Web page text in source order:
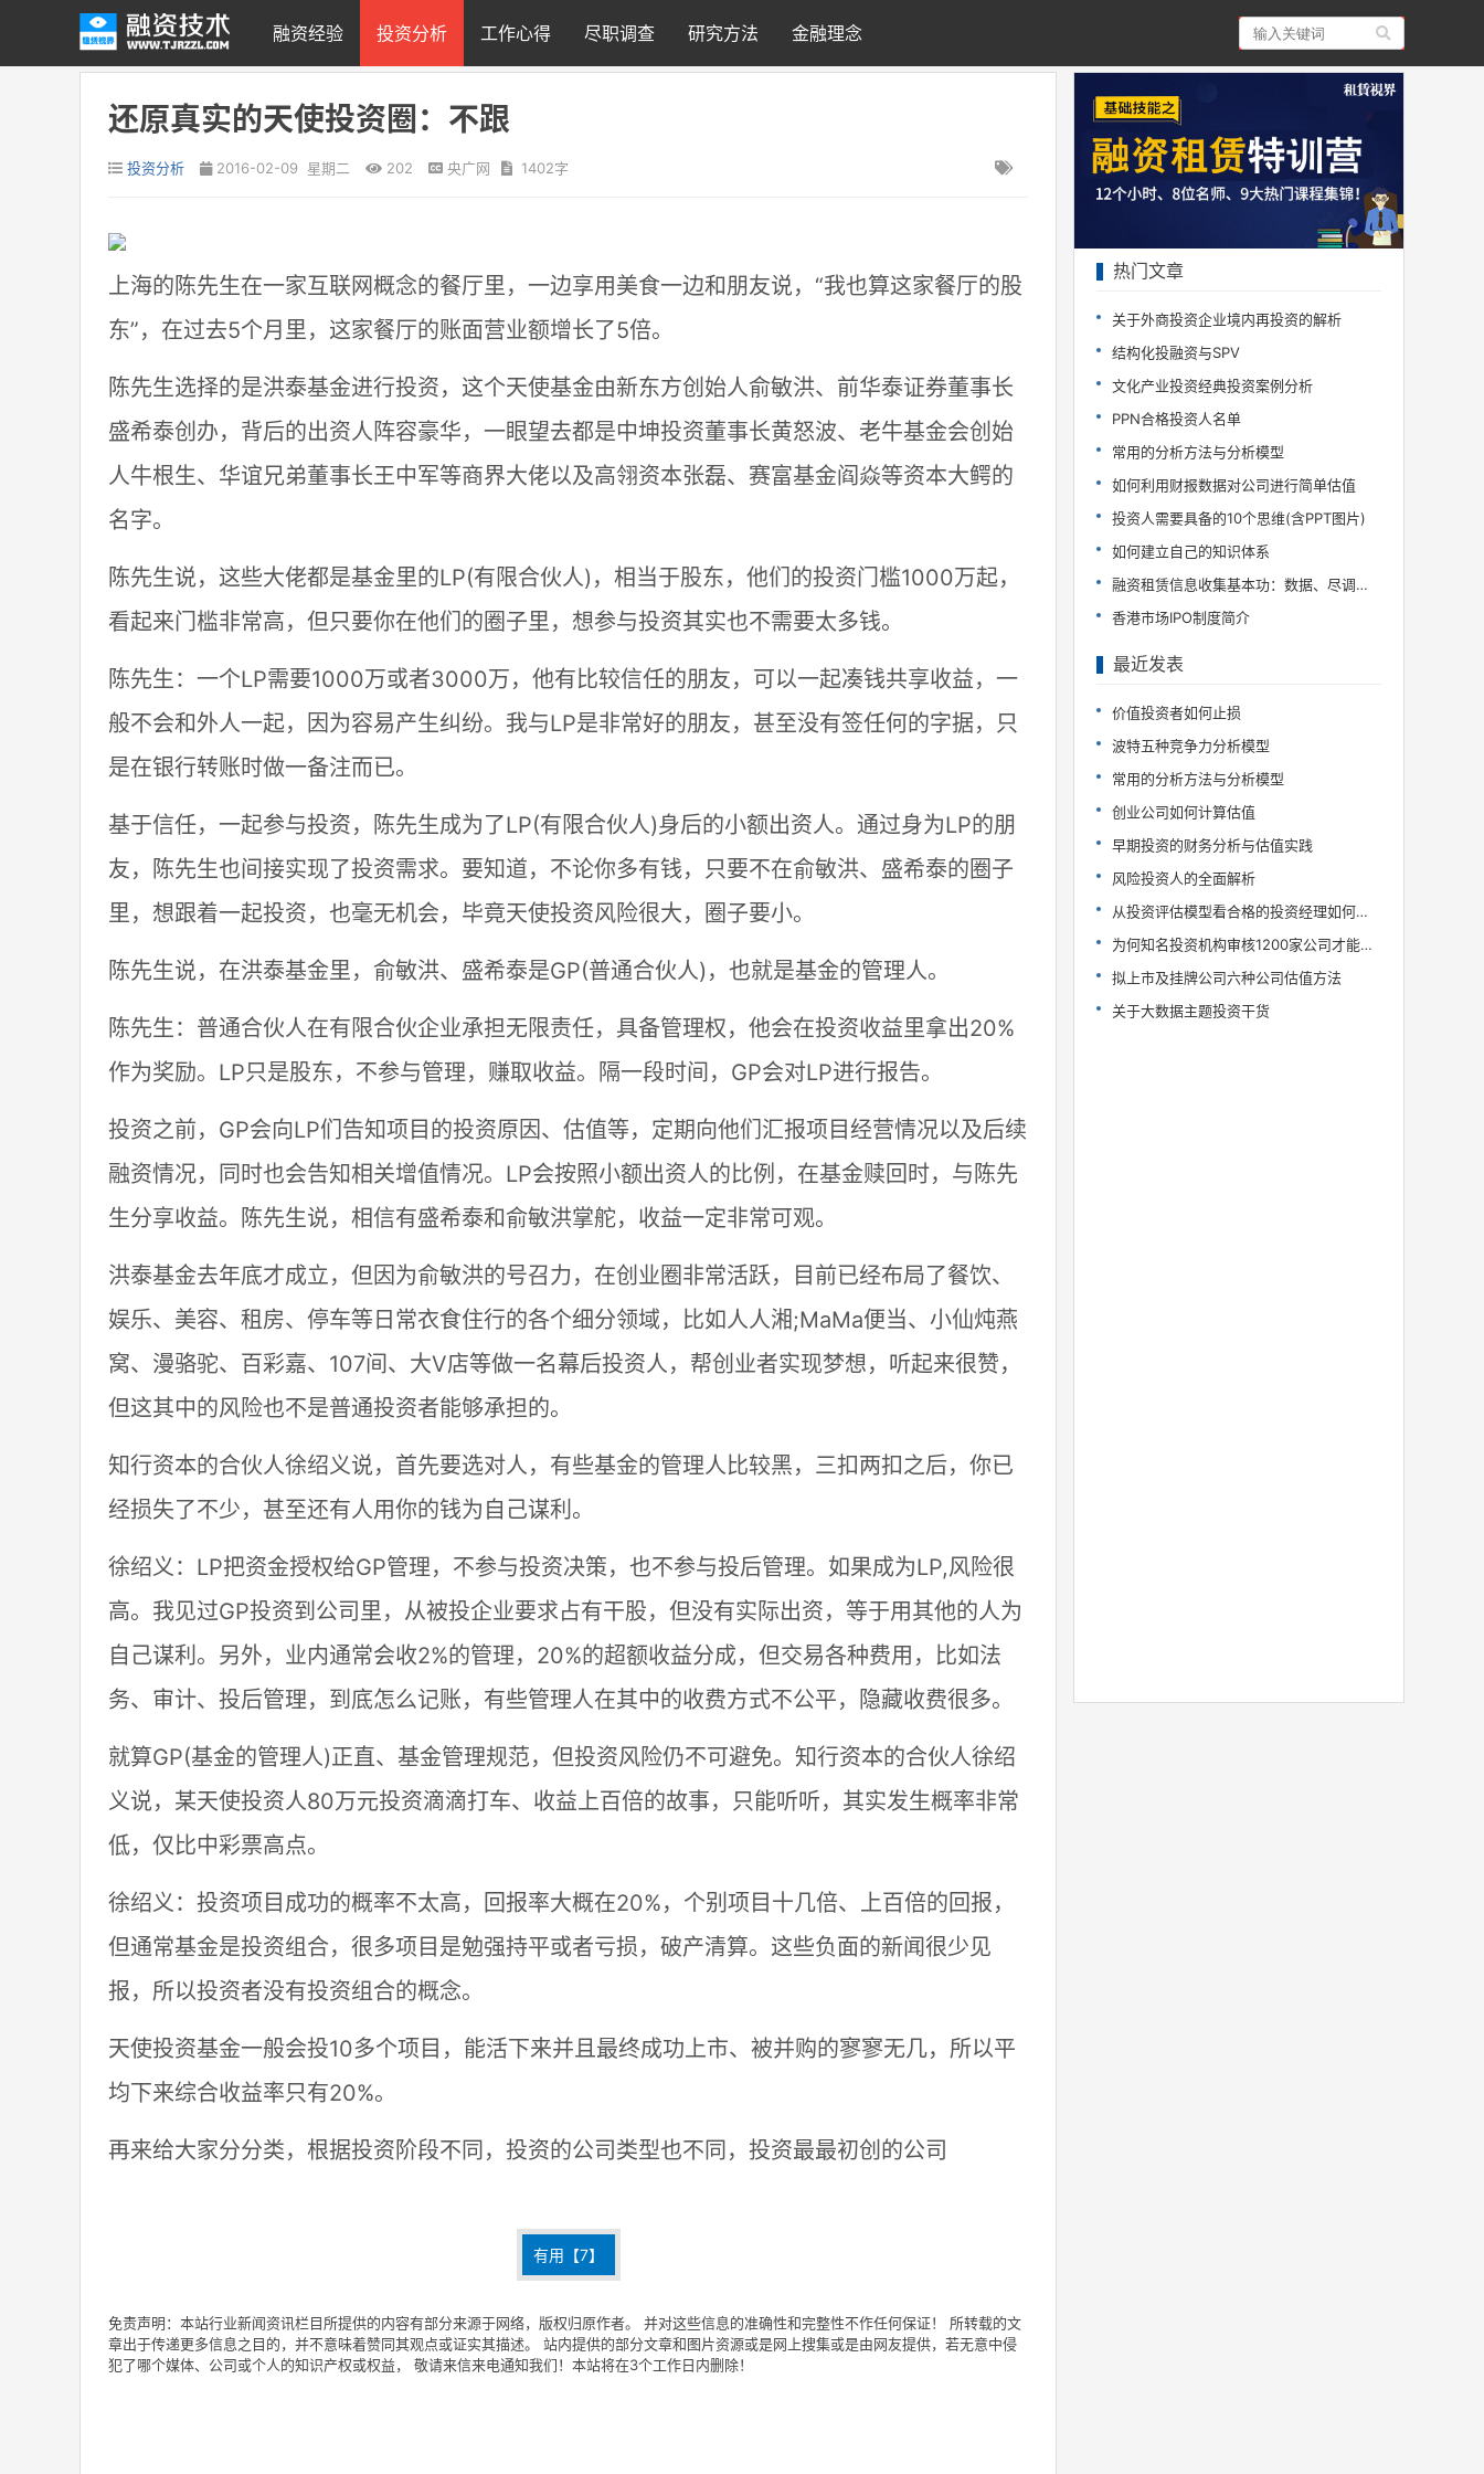
融资经验 投资分析 工作心得 尽职调查 研究方法 金融理念
还原真实的天使投资圈：不跟
投资分析 2016-02-09 星期二 202 央广网 1402字
上海的陈先生在一家互联网概念的餐厅里，一边享用美食一边和朋友说，“我也算这家餐厅的股
东”，在过去5个月里，这家餐厅的账面营业额增长了5倍。
陈先生选择的是洪泰基金进行投资，这个天使基金由新东方创始人俞敏洪、前华泰证券董事长
盛希泰创办，背后的出资人阵容豪华，一眼望去都是中坤投资董事长黄怒波、老牛基金会创始
人牛根生、华谊兄弟董事长王中军等商界大佬以及高翎资本张磊、赛富基金阎焱等资本大鳄的
名字。
陈先生说，这些大佬都是基金里的LP(有限合伙人)，相当于股东，他们的投资门槛1000万起，
看起来门槛非常高，但只要你在他们的圈子里，想参与投资其实也不需要太多钱。
陈先生：一个LP需要1000万或者3000万，他有比较信任的朋友，可以一起凑钱共享收益，一
般不会和外人一起，因为容易产生纠纷。我与LP是非常好的朋友，甚至没有签任何的字据，只
是在银行转账时做一备注而已。
基于信任，一起参与投资，陈先生成为了LP(有限合伙人)身后的小额出资人。通过身为LP的朋
友，陈先生也间接实现了投资需求。要知道，不论你多有钱，只要不在俞敏洪、盛希泰的圈子
里，想跟着一起投资，也毫无机会，毕竟天使投资风险很大，圈子要小。
陈先生说，在洪泰基金里，俞敏洪、盛希泰是GP(普通合伙人)，也就是基金的管理人。
陈先生：普通合伙人在有限合伙企业承担无限责任，具备管理权，他会在投资收益里拿出20%
作为奖励。LP只是股东，不参与管理，赚取收益。隔一段时间，GP会对LP进行报告。
投资之前，GP会向LP们告知项目的投资原因、估值等，定期向他们汇报项目经营情况以及后续
融资情况，同时也会告知相关增值情况。LP会按照小额出资人的比例，在基金赎回时，与陈先
生分享收益。陈先生说，相信有盛希泰和俞敏洪掌舵，收益一定非常可观。
洪泰基金去年底才成立，但因为俞敏洪的号召力，在创业圈非常活跃，目前已经布局了餐饮、
娱乐、美容、租房、停车等日常衣食住行的各个细分领域，比如人人湘;MaMa便当、小仙炖燕
窝、漫骆驼、百彩嘉、107间、大V店等做一名幕后投资人，帮创业者实现梦想，听起来很赞，
但这其中的风险也不是普通投资者能够承担的。
知行资本的合伙人徐绍义说，首先要选对人，有些基金的管理人比较黑，三扣两扣之后，你已
经损失了不少，甚至还有人用你的钱为自己谋利。
徐绍义：LP把资金授权给GP管理，不参与投资决策，也不参与投后管理。如果成为LP,风险很
高。我见过GP投资到公司里，从被投企业要求占有干股，但没有实际出资，等于用其他的人为
自己谋利。另外，业内通常会收2%的管理，20%的超额收益分成，但交易各种费用，比如法
务、审计、投后管理，到底怎么记账，有些管理人在其中的收费方式不公平，隐藏收费很多。
就算GP(基金的管理人)正直、基金管理规范，但投资风险仍不可避免。知行资本的合伙人徐绍
义说，某天使投资人80万元投资滴滴打车、收益上百倍的故事，只能听听，其实发生概率非常
低，仅比中彩票高点。
徐绍义：投资项目成功的概率不太高，回报率大概在20%，个别项目十几倍、上百倍的回报，
但通常基金是投资组合，很多项目是勉强持平或者亏损，破产清算。这些负面的新闻很少见
报，所以投资者没有投资组合的概念。
天使投资基金一般会投10多个项目，能活下来并且最终成功上市、被并购的寥寥无几，所以平
均下来综合收益率只有20%。
再来给大家分分类，根据投资阶段不同，投资的公司类型也不同，投资最最初创的公司
有用【7】
免责声明：本站行业新闻资讯栏目所提供的内容有部分来源于网络，版权归原作者。 并对这些信息的准确性和完整性不作任何保证！ 所转载的文
章出于传递更多信息之目的，并不意味着赞同其观点或证实其描述。 站内提供的部分文章和图片资源或是网上搜集或是由网友提供，若无意中侵
犯了哪个媒体、公司或个人的知识产权或权益， 敬请来信来电通知我们！本站将在3个工作日内删除！
热门文章
关于外商投资企业境内再投资的解析
结构化投融资与SPV
文化产业投资经典投资案例分析
PPN合格投资人名单
常用的分析方法与分析模型
如何利用财报数据对公司进行简单估值
投资人需要具备的10个思维(含PPT图片)
如何建立自己的知识体系
融资租赁信息收集基本功：数据、尽调、行研
香港市场IPO制度简介
最近发表
价值投资者如何止损
波特五种竞争力分析模型
常用的分析方法与分析模型
创业公司如何计算估值
早期投资的财务分析与估值实践
风险投资人的全面解析
从投资评估模型看合格的投资经理如何炼成
为何知名投资机构审核1200家公司才能投10家?
拟上市及挂牌公司六种公司估值方法
关于大数据主题投资干货